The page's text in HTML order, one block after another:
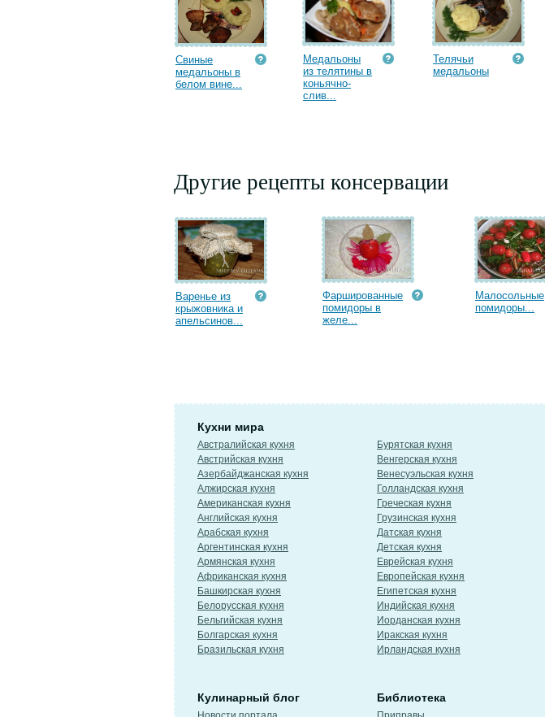
Свиные
медальоны в
белом вине...
Медальоны
из телятины в
коньячно-
слив...
Телячьи
медальоны
Другие рецепты консервации
Варенье из
крыжовника и
апельсинов...
Фаршированные
помидоры в
желе...
Малосольные
помидоры...
Кухни мира
Австралийская кухня
Австрийская кухня
Азербайджанская кухня
Алжирская кухня
Американская кухня
Английская кухня
Арабская кухня
Аргентинская кухня
Армянская кухня
Африканская кухня
Башкирская кухня
Белорусская кухня
Бельгийская кухня
Болгарская кухня
Бразильская кухня
Бурятская кухня
Венгерская кухня
Венесуэльская кухня
Голландская кухня
Греческая кухня
Грузинская кухня
Датская кухня
Детская кухня
Еврейская кухня
Европейская кухня
Египетская кухня
Индийская кухня
Иорданская кухня
Иракская кухня
Ирландская кухня
Кулинарный блог Библиотека